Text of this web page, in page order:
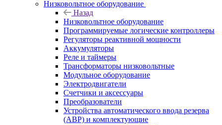
Низковольтное оборудование
Назад
Низковольтное оборудование
Программируемые логические контроллеры
Регуляторы реактивной мощности
Аккумуляторы
Реле и таймеры
Трансформаторы низковольтные
Модульное оборудование
Электродвигатели
Счетчики и аксессуары
Преобразователи
Устройства автоматического ввода резерва
(АВР) и комплектующие